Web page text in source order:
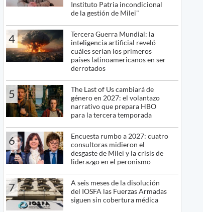
Instituto Patria incondicional
de la gestión de Milei"
4
Tercera Guerra Mundial: la
inteligencia artificial reveló
cuáles serían los primeros
países latinoamericanos en ser
derrotados
5
The Last of Us cambiará de
género en 2027: el volantazo
narrativo que prepara HBO
para la tercera temporada
6
Encuesta rumbo a 2027: cuatro
consultoras midieron el
desgaste de Milei y la crisis de
liderazgo en el peronismo
7
A seis meses de la disolución
del IOSFA las Fuerzas Armadas
siguen sin cobertura médica